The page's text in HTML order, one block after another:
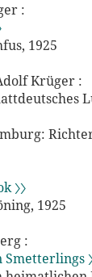
:
1925
Krüger :
1925
: